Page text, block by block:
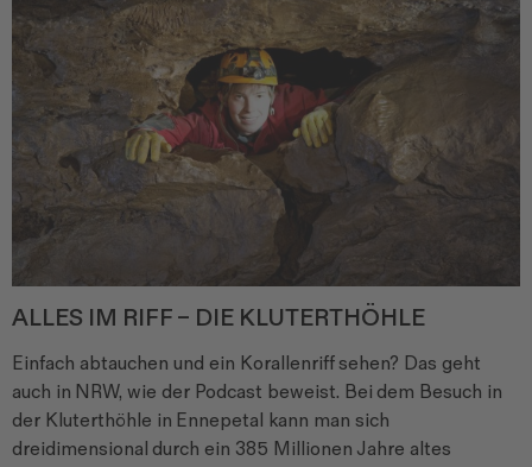
ALLES IM RIFF – DIE KLUTERTHÖHLE
Einfach abtauchen und ein Korallenriff sehen? Das geht
auch in NRW, wie der Podcast beweist. Bei dem Besuch in
der Kluterthöhle in Ennepetal kann man sich
dreidimensional durch ein 385 Millionen Jahre altes